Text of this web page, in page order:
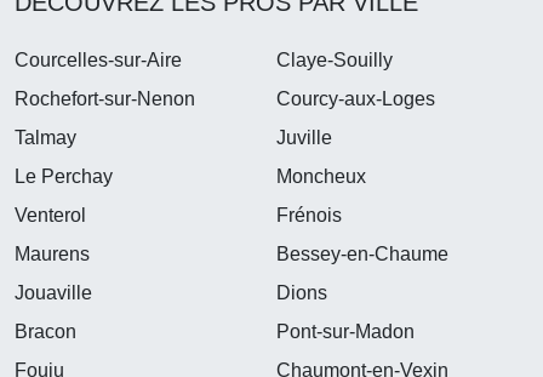
Courcelles-sur-Aire
Claye-Souilly
Rochefort-sur-Nenon
Courcy-aux-Loges
Talmay
Juville
Le Perchay
Moncheux
Venterol
Frénois
Maurens
Bessey-en-Chaume
Jouaville
Dions
Bracon
Pont-sur-Madon
Fouju
Chaumont-en-Vexin